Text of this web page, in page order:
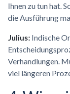
Ihnen zu tun hat.
die Ausführung
Julius: Indische
Verhandlungen.
viel längeren